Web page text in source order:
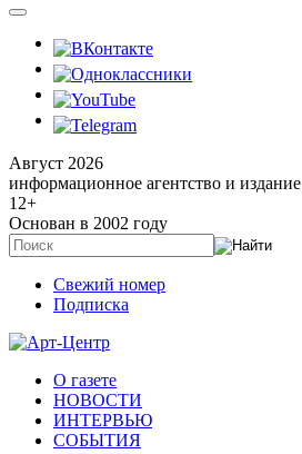
Август 2026
информационное агентство и издание
12+
Основан в 2002 году
Свежий номер
Подписка
О газете
НОВОСТИ
ИНТЕРВЬЮ
СОБЫТИЯ